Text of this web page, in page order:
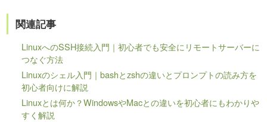
関連記事
LinuxへのSSH接続入門｜初心者でも安全にリモートサーバーに
つなぐ方法
Linuxのシェル入門｜bashとzshの違いとプロンプトの読み方を
初心者向けに解説
Linuxとは何か？WindowsやMacとの違いを初心者にもわかりや
すく解説